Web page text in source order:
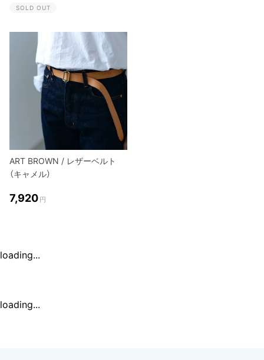
SOLD OUT
ART BROWN / レザーベルト
（キャメル）
7,920 円
loading...
loading...